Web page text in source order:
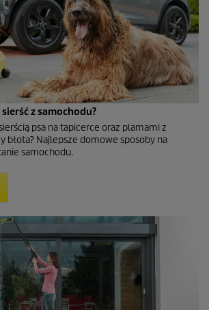
z samochodu?
psa na tapicerce oraz plamami z
błota? Najlepsze domowe sposoby na
samochodu.